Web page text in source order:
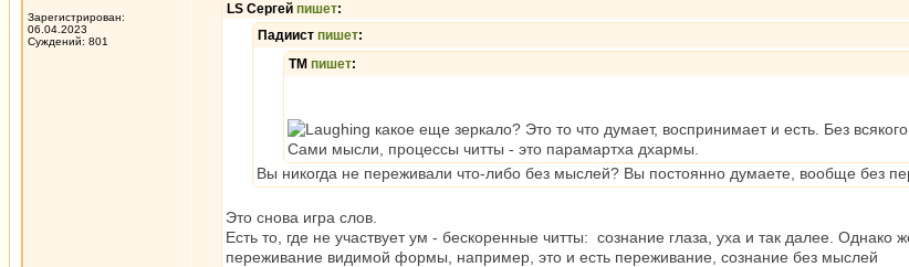
Зарегистрирован:
06.04.2023
Суждений: 801
LS Сергей пишет:
Падиист пишет:
ТМ пишет:
какое еще зеркало? Это то что думает, воспринимает и есть. Без
Сами мысли, процессы читты - это парамартха дхармы.
Вы никогда не переживали что-либо без мыслей? Вы постоянно думаете, вообще без
Это снова игра слов.
Есть то, где не участвует ум - бескоренные читты: сознание глаза, уха и так далее.
переживание видимой формы, например, это и есть переживание, сознание без мыслей